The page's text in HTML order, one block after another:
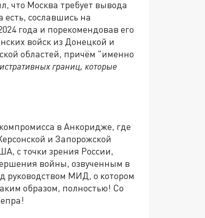
что Москва требует вывода
есть, сославшись на
года и порекомендовав его
войск из Донецкой и
областей, причём "именно
границ, которые
в Анкоридже, где
и Запорожской
с точки зрения России,
войны, озвученным в
руководством МИД, о котором
образом, полностью! Со